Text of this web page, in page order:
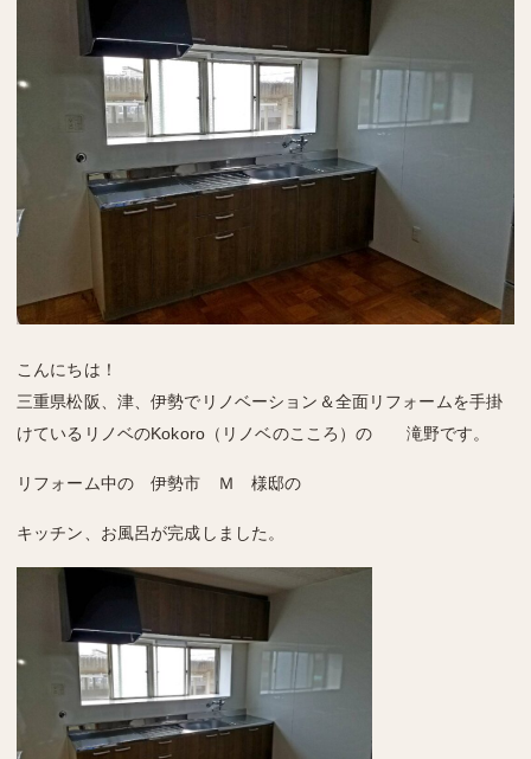
こんにちは！
三重県松阪、津、伊勢でリノベーション＆全面リフォームを手掛
けているリノベのKokoro（リノベのこころ）の 滝野です。
リフォーム中の 伊勢市 Ｍ 様邸の
キッチン、お風呂が完成しました。